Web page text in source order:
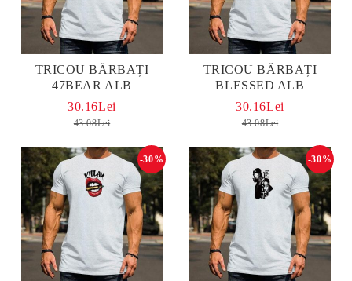
TRICOU BĂRBAȚI
47BEAR ALB
30.16Lei
43.08Lei
TRICOU BĂRBAȚI
BLESSED ALB
30.16Lei
43.08Lei
-30% -30%